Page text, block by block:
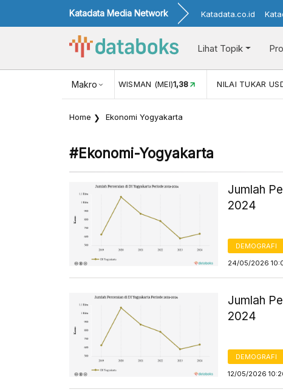
Katadata Media Network Katadata.co.id
Lihat Topik
Makro
KUNJUNGAN WISMAN (MEI)1,38 NILAI TUKAR
Home Ekonomi Yogyakarta
#ekonomi-Yogyakarta
Jumlah
2024
DEMOGRAFI
24/05/2026
Jumlah
2024
DEMOGRAFI
12/05/2026